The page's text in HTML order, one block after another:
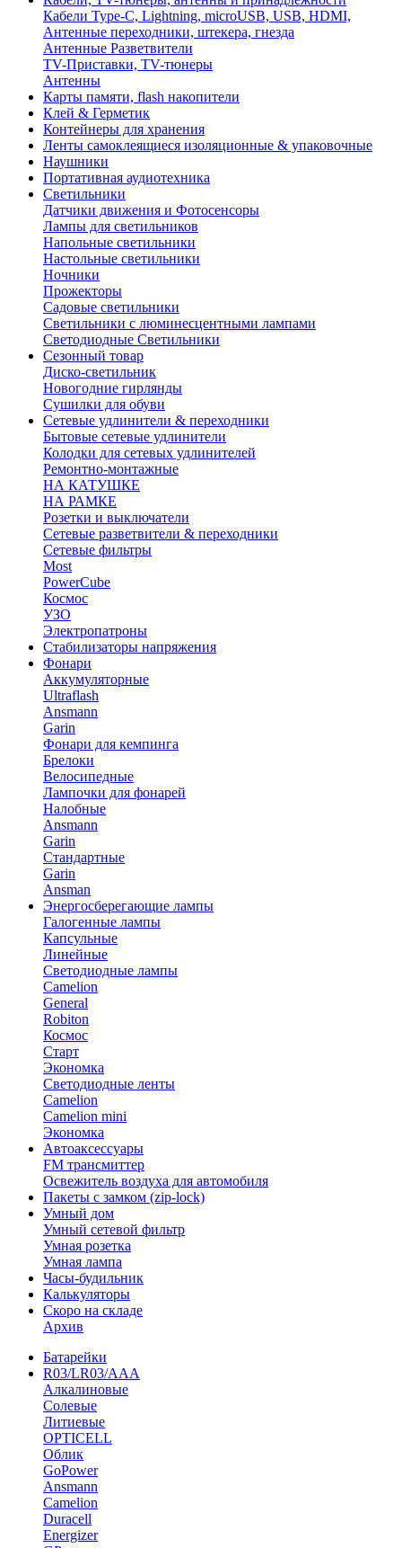
Кабели Type-C, Lightning, microUSB, USB, HDMI,
Антенные переходники, штекера, гнезда
Антенные Разветвители
TV-Приставки, TV-тюнеры
Антенны
Карты памяти, flash накопители
Клей & Герметик
Контейнеры для хранения
Ленты самоклеящиеся изоляционные & упаковочные
Наушники
Портативная аудиотехника
Светильники
Датчики движения и Фотосенсоры
Лампы для светильников
Напольные светильники
Настольные светильники
Ночники
Прожекторы
Садовые светильники
Светильники с люминесцентными лампами
Светодиодные Светильники
Сезонный товар
Диско-светильник
Новогодние гирлянды
Сушилки для обуви
Сетевые удлинители & переходники
Бытовые сетевые удлинители
Колодки для сетевых удлинителей
Ремонтно-монтажные
НА КАТУШКЕ
НА РАМКЕ
Розетки и выключатели
Сетевые разветвители & переходники
Сетевые фильтры
Most
PowerCube
Космос
УЗО
Электропатроны
Стабилизаторы напряжения
Фонари
Аккумуляторные
Ultraflash
Ansmann
Garin
Фонари для кемпинга
Брелоки
Велосипедные
Лампочки для фонарей
Налобные
Ansmann
Garin
Стандартные
Garin
Ansman
Энергосберегающие лампы
Галогенные лампы
Капсульные
Линейные
Светодиодные лампы
Camelion
General
Robiton
Космос
Старт
Экономка
Светодиодные ленты
Camelion
Camelion mini
Экономка
Автоаксессуары
FM трансмиттер
Освежитель воздуха для автомобиля
Пакеты с замком (zip-lock)
Умный дом
Умный сетевой фильтр
Умная розетка
Умная лампа
Часы-будильник
Калькуляторы
Скоро на складе
Архив
Батарейки
R03/LR03/AAA
Алкалиновые
Солевые
Литиевые
OPTICELL
Облик
GoPower
Ansmann
Camelion
Duracell
Energizer